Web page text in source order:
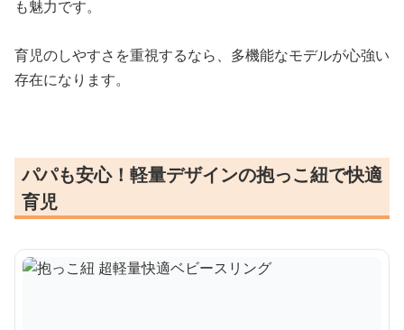
も魅力です。
育児のしやすさを重視するなら、多機能なモデルが心強い
存在になります。
パパも安心！軽量デザインの抱っこ紐で快適
育児